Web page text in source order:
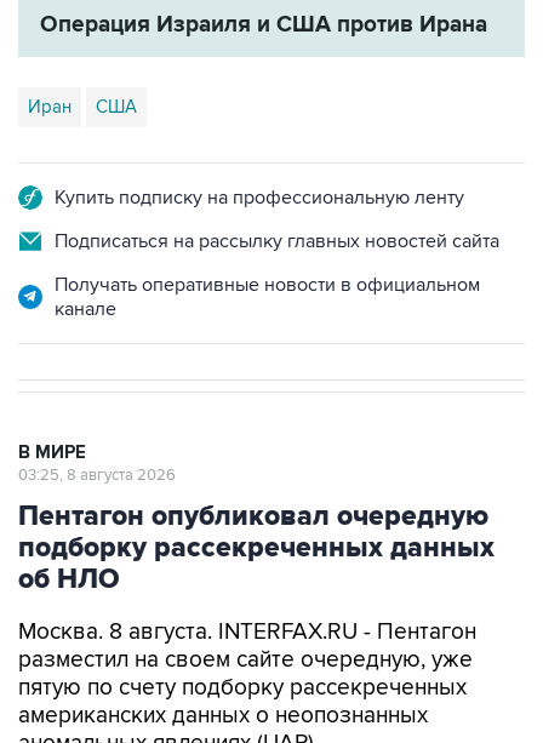
Операция Израиля и США против Ирана
Иран США
Купить подписку на профессиональную ленту
Подписаться на рассылку главных новостей сайта
Получать оперативные новости в официальном
канале
В МИРЕ
03:25, 8 августа 2026
Пентагон опубликовал очередную
подборку рассекреченных данных
об НЛО
Москва. 8 августа. INTERFAX.RU - Пентагон
разместил на своем сайте очередную, уже
пятую по счету подборку рассекреченных
американских данных о неопознанных